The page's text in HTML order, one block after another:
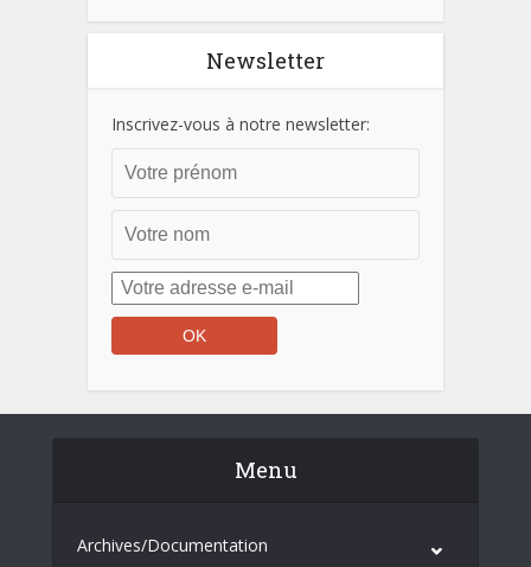
Newsletter
Inscrivez-vous à notre newsletter:
Menu
Archives/Documentation